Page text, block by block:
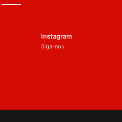
Instagram
Siga-nos